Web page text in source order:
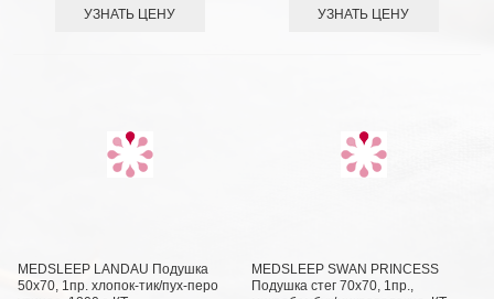
УЗНАТЬ ЦЕНУ УЗНАТЬ ЦЕНУ
MEDSLEEP LANDAU Подушка
50х70, 1пр. хлопок-тик/пух-перо
MEDSLEEP SWAN PRINCESS
Подушка стег 70х70, 1пр.,